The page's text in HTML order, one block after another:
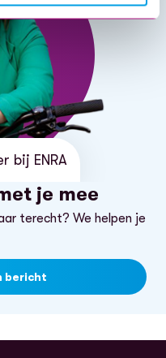
bij ENRA
je mee
terecht? We helpen je
bericht